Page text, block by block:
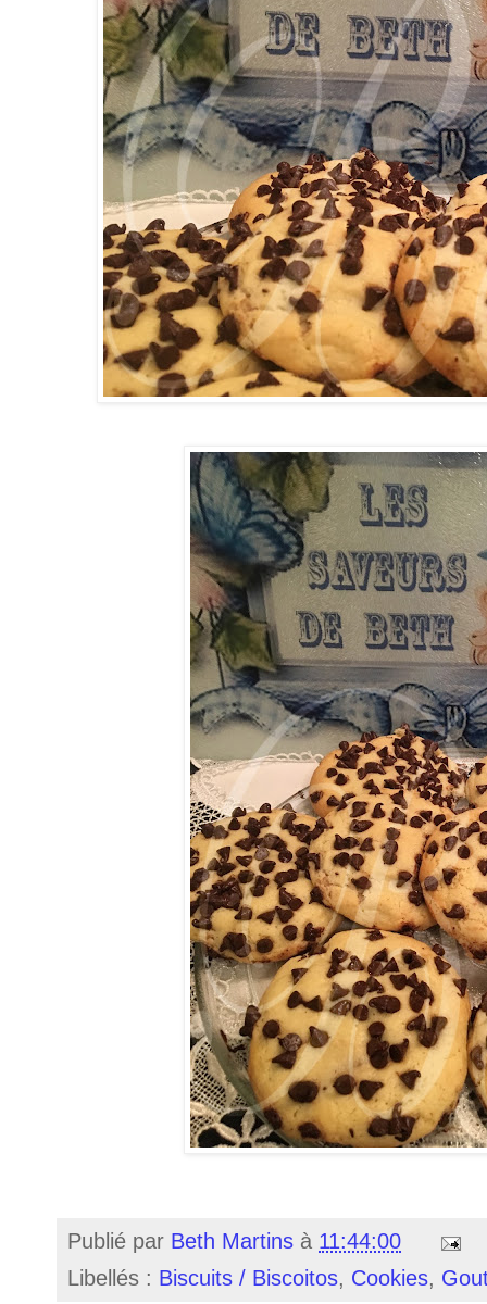
Publié par Beth Martins à 11:44:00
Libellés : Biscuits / Biscoitos, Cookies,